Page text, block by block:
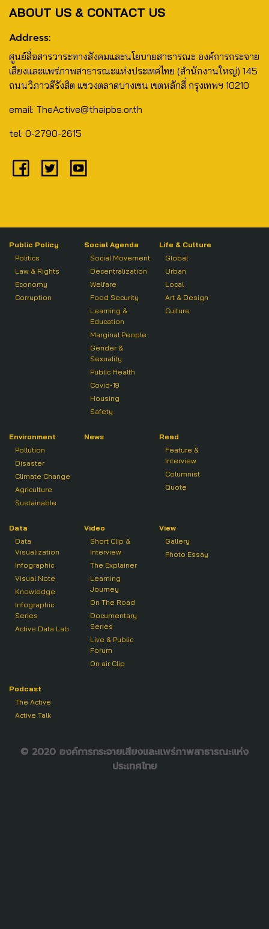
ABOUT US & CONTACT US
Address:
ศูนย์สื่อสารวาระทางสังคมและนโยบายสาธารณะ องค์การกระจาย
เสียงและแพร่ภาพสาธารณะแห่งประเทศไทย (สำนักงานใหญ่) 145
ถนนวิภาวดีรังสิต แขวงตลาดบางเขน เขตหลักสี่ กรุงเทพฯ 10210
email: TheActive@thaipbs.or.th
tel: 0-2790-2615
Public Policy
Politics
Law & Rights
Economy
Corruption
Social Agenda
Social Movement
Decentralization
Welfare
Food Security
Learning &
Education
Marginal People
Gender &
Sexuality
Public Health
Covid-19
Housing
Safety
Life & Culture
Global
Urban
Local
Art & Design
Culture
Environment
Pollution
Disaster
Climate Change
Agriculture
Sustainable
News
Read
Feature &
Interview
Columnist
Quote
Data
Data
Visualization
Infographic
Visual Note
Knowledge
Infographic
Series
Active Data Lab
Video
Short Clip &
Interview
The Explainer
Learning
Journey
On The Road
Documentary
Series
Live & Public
Forum
On air Clip
View
Gallery
Photo Essay
Podcast
The Active
Active Talk
© 2020 องค์การกระจายเสียงและแพร่ภาพสาธารณะแห่ง
ประเทศไทย